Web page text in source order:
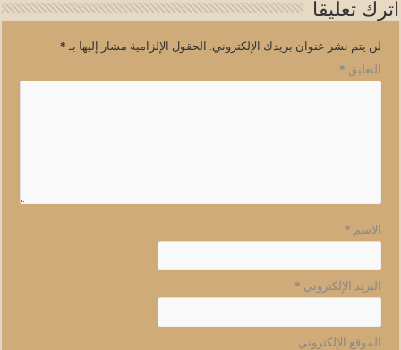
اترك تعليقاً
لن يتم نشر عنوان بريدك الإلكتروني. الحقول الإلزامية مشار إليها بـ *
التعليق *
الاسم *
البريد الإلكتروني *
الموقع الإلكتروني